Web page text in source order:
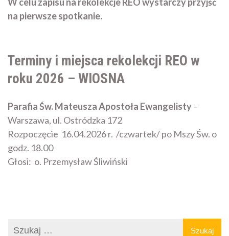
W celu zapisu na rekolekcje REO wystarczy przyjść
na pierwsze spotkanie.
Terminy i miejsca rekolekcji REO w
roku 2026 – WIOSNA
Parafia Św. Mateusza Apostoła Ewangelisty–
Warszawa, ul. Ostródzka 172
Rozpoczęcie 16.04.2026 r. /czwartek/ po Mszy Św. o
godz. 18.00
Głosi: o. Przemysław Śliwiński